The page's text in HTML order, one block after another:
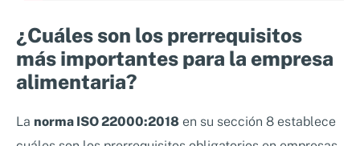
¿Cuáles son los prerrequisitos
más importantes para la empresa
alimentaria?
La norma ISO 22000:2018 en su sección 8 establece